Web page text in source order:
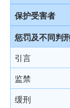
简介律政司
香港法院及司法
认罪
求情及判刑
认罪对判刑的影
不认罪
审讯
少年法庭的聆讯
少年罪犯惩罚的
判刑原则
判刑
在公众地方被
在公众地方被
缄默权
拒绝与警方合作
拘捕
简介本港部分法
刑事诉讼法律援
当值律师计划
免费法律谘询计
免费法律谘询
保护受害者
受害者的权利
儿童证人
无助证人 / 易受
录影纪录证据
惩罚及不同判
引言
监禁
缓刑